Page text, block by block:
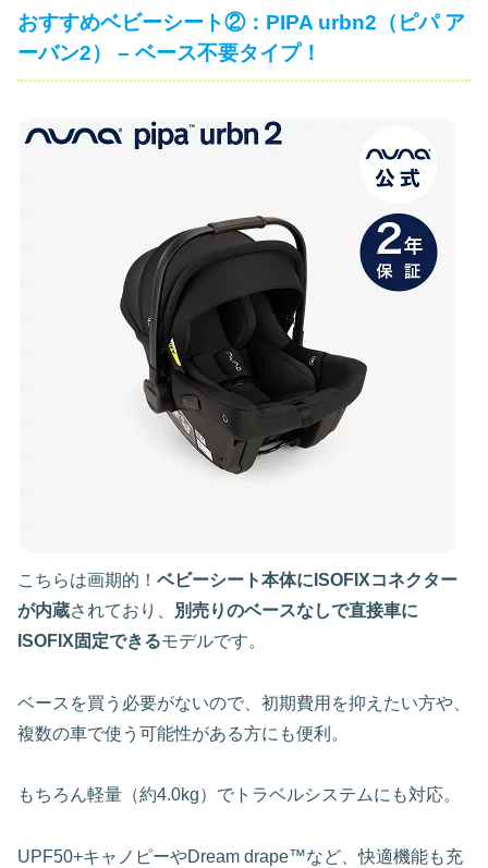
おすすめベビーシート②：PIPA urbn2（ピパ ア
ーバン2） – ベース不要タイプ！
こちらは画期的！ ベビーシート本体にISOFIXコネクター
が内蔵されており、
別売りのベースなしで直接車に
ISOFIX固定できるモデルです。
ベースを買う必要がないので、初期費用を抑えたい方や、
複数の車で使う可能性がある方にも便利。
もちろん軽量（約4.0kg）でトラベルシステムにも対応。
UPF50+キャノピーやDream drape™など、快適機能も充